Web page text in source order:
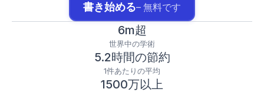
書き始める– 無料です
6m超
世界中の学術
5.2時間の節約
1件あたりの平均
1500万以上